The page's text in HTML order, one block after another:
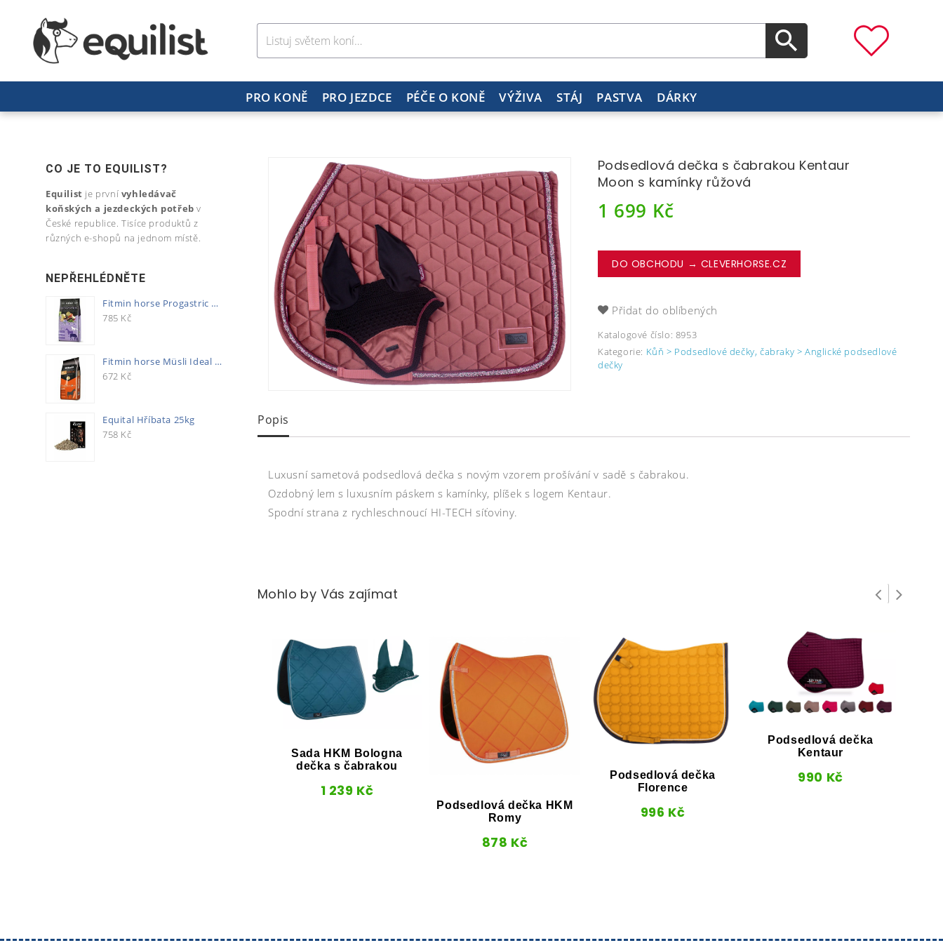
PRO KONĚ PRO JEZDCE PÉČE O KONĚ VÝŽIVA STÁJ PASTVA DÁRKY
Podsedlová dečka s čabrakou Kentaur
Moon s kamínky růžová
1 699 Kč
DO OBCHODU → CLEVERHORSE.CZ
Přidat do oblíbených
Katalogové číslo: 8953
Kategorie: Kůň > Podsedlové dečky, čabraky > Anglické podsedlové
dečky
Popis
Luxusní sametová podsedlová dečka s novým vzorem prošívání v sadě s čabrakou.
Ozdobný lem s luxusním páskem s kamínky, plíšek s logem Kentaur.
Spodní strana z rychleschnoucí HI-TECH síťoviny.
Mohlo by Vás zajímat
Sada HKM Bologna
dečka s čabrakou
1 239 Kč
Podsedlová dečka HKM
Romy
878 Kč
Podsedlová dečka
Florence
996 Kč
Podsedlová dečka
Kentaur
990 Kč
CO JE TO EQUILIST?
Equilist je první vyhledávač
koňských a jezdeckých potřeb v
České republice. Tisíce produktů z
různých e-shopů na jednom místě.
NEPŘEHLÉDNĚTE
Fitmin horse Progastric 20kg
785 Kč
Fitmin horse Müsli Ideal 20kg
672 Kč
Equital Hříbata 25kg
758 Kč